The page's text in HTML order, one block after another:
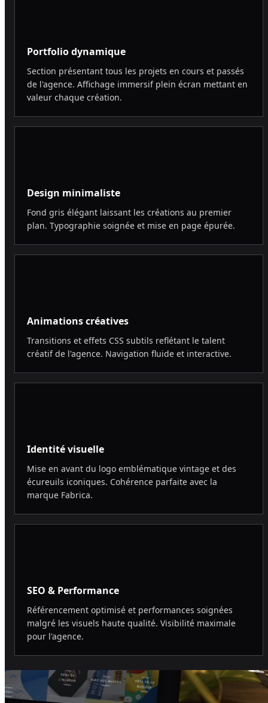
Portfolio dynamique
Section présentant tous les projets en cours et passés
de l'agence. Affichage immersif plein écran mettant en
valeur chaque création.
Design minimaliste
Fond gris élégant laissant les créations au premier
plan. Typographie soignée et mise en page épurée.
Animations créatives
Transitions et effets CSS subtils reflétant le talent
créatif de l'agence. Navigation fluide et interactive.
Identité visuelle
Mise en avant du logo emblématique vintage et des
écureuils iconiques. Cohérence parfaite avec la
marque Fabrica.
SEO & Performance
Référencement optimisé et performances soignées
malgré les visuels haute qualité. Visibilité maximale
pour l'agence.